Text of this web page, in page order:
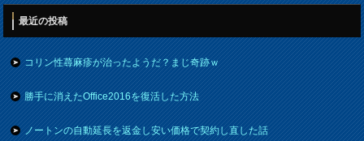
最近の投稿
コリン性蕁麻疹が治ったようだ？まじ奇跡ｗ
勝手に消えたOffice2016を復活した方法
ノートンの自動延長を返金し安い価格で契約し直した話